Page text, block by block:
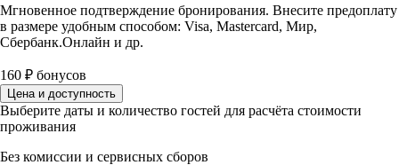
Мгновенное подтверждение бронирования. Внесите предоплату
в размере удобным способом: Visa, Mastercard, Мир,
Сбербанк.Онлайн и др.
160 ₽ бонусов
Цена и доступность
Выберите даты и количество гостей для расчёта стоимости
проживания
Без комиссии и сервисных сборов